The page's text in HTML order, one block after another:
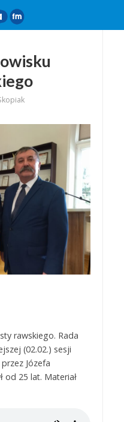
rawskiego. Rada
(02.02.) sesji
Józefa
od 25 lat. Materiał